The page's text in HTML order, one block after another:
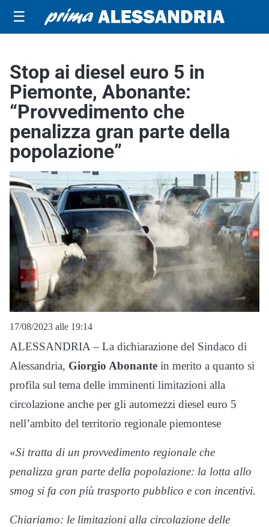
☰
Stop ai diesel euro 5 in
Piemonte, Abonante:
“Provvedimento che
penalizza gran parte della
popolazione”
17/08/2023 alle 19:14
ALESSANDRIA – La dichiarazione del Sindaco di
Alessandria, Giorgio Abonante in merito a quanto si
profila sul tema delle imminenti limitazioni alla
circolazione anche per gli automezzi diesel euro 5
nell’ambito del territorio regionale piemontese
«Si tratta di un provvedimento regionale che
penalizza gran parte della popolazione: la lotta allo
smog si fa con più trasporto pubblico e con incentivi.
Chiariamo: le limitazioni alla circolazione delle